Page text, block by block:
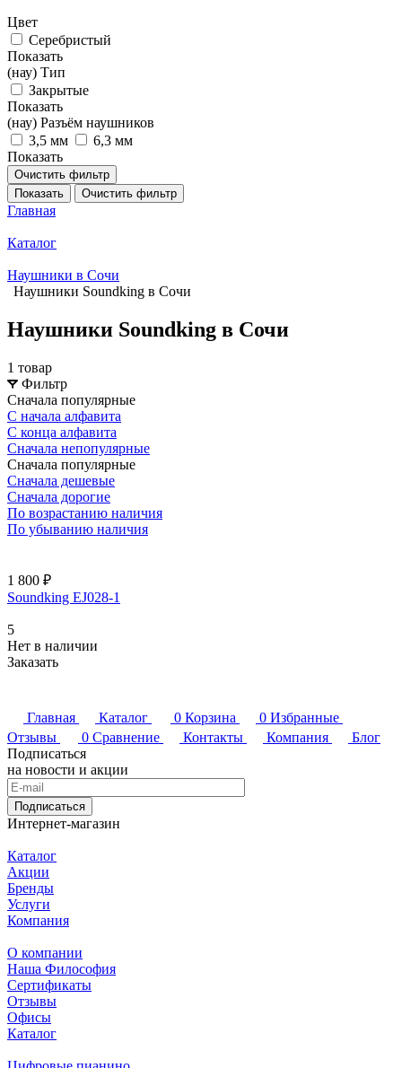
Цвет
Серебристый
Показать
(нау) Тип
Закрытые
Показать
(нау) Разъём наушников
3,5 мм
6,3 мм
Показать
Очистить фильтр
Показать
Очистить фильтр
Главная
Каталог
Наушники в Сочи
Наушники Soundking в Сочи
Наушники Soundking в Сочи
1 товар
Фильтр
Сначала популярные
С начала алфавита
С конца алфавита
Сначала непопулярные
Сначала популярные
Сначала дешевые
Сначала дорогие
По возрастанию наличия
По убыванию наличия
1 800 ₽
Soundking EJ028-1
5
Нет в наличии
Заказать
Главная Каталог 0 Корзина 0 Избранные
Отзывы
0 Сравнение Контакты Компания
Блог
Подписаться
на новости и акции
Подписаться
Интернет-магазин
Каталог
Акции
Бренды
Услуги
Компания
О компании
Наша Философия
Сертификаты
Отзывы
Офисы
Каталог